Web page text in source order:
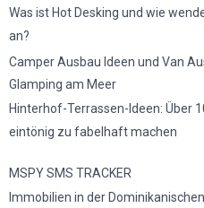
Was ist Hot Desking und wie
an?
Camper Ausbau Ideen und Van
Glamping am Meer
Hinterhof-Terrassen-Ideen: Über
eintönig zu fabelhaft machen
MSPY SMS TRACKER
Immobilien in der